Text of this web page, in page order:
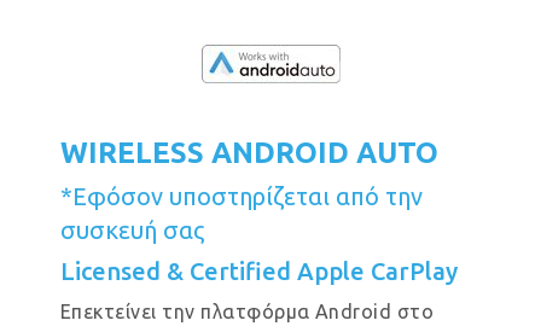
WIRELESS ANDROID AUTO
*Εφόσον υποστηρίζεται από την
συσκευή σας
Licensed & Certified Apple CarPlay
Επεκτείνει την πλατφόρμα Android στο